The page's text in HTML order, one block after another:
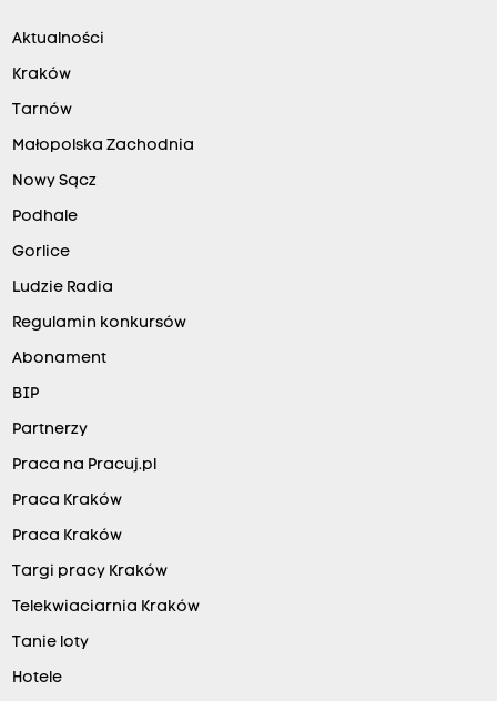
Aktualności
Kraków
Tarnów
Małopolska Zachodnia
Nowy Sącz
Podhale
Gorlice
Ludzie Radia
Regulamin konkursów
Abonament
BIP
Partnerzy
Praca na Pracuj.pl
Praca Kraków
Praca Kraków
Targi pracy Kraków
Telekwiaciarnia Kraków
Tanie loty
Hotele